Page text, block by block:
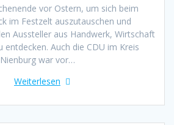
vor Ostern, um sich beim
im Festzelt auszutauschen und
Aussteller aus Handwerk, Wirtschaft
entdecken. Auch die CDU im Kreis
Nienburg war vor…
Weiterlesen